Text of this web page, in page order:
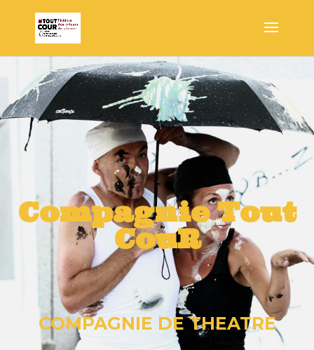
Compagnie Tout
CouR
COMPAGNIE DE THEATRE